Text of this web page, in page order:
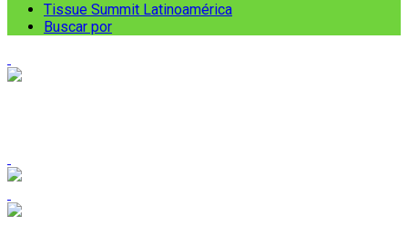
Tissue Summit Latinoamérica
Buscar por